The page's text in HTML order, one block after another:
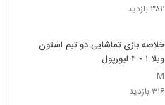
۳۸۲ بازدید
خلاصه بازی تماشایی دو تیم استون
ویلا ۱ - ۴ لیورپول
M
۳۱۶ بازدید